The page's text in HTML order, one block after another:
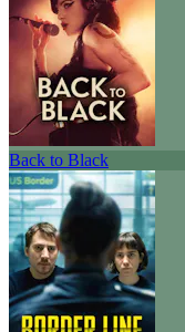
Back to Black